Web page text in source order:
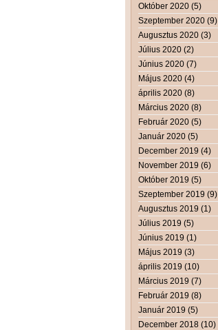
Október 2020 (5)
Szeptember 2020 (9)
Augusztus 2020 (3)
Július 2020 (2)
Június 2020 (7)
Május 2020 (4)
április 2020 (8)
Március 2020 (8)
Február 2020 (5)
Január 2020 (5)
December 2019 (4)
November 2019 (6)
Október 2019 (5)
Szeptember 2019 (9)
Augusztus 2019 (1)
Július 2019 (5)
Június 2019 (1)
Május 2019 (3)
április 2019 (10)
Március 2019 (7)
Február 2019 (8)
Január 2019 (5)
December 2018 (10)